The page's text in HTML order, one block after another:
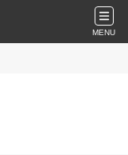
MENU